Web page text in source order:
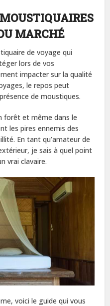
MARCHÉ
de voyage qui
lors de vos
impacter sur la qualité
le repos peut
de moustiques.
forêt et même dans le
les pires ennemis des
En tant qu’amateur de
je sais à quel point
vrai clavaire.
voici le guide qui vous